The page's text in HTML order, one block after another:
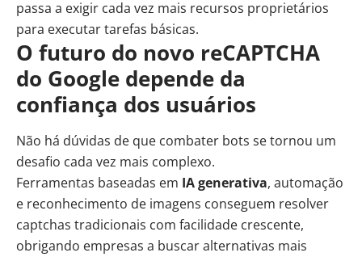
passa a exigir cada vez mais recursos proprietários
para executar tarefas básicas.
O futuro do novo reCAPTCHA
do Google depende da
confiança dos usuários
Não há dúvidas de que combater bots se tornou um
desafio cada vez mais complexo.
Ferramentas baseadas em IA generativa, automação
e reconhecimento de imagens conseguem resolver
captchas tradicionais com facilidade crescente,
obrigando empresas a buscar alternativas mais